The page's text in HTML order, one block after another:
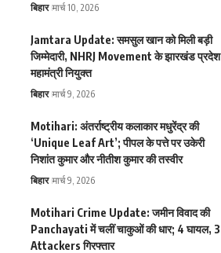
बिहार मार्च 10, 2026
Jamtara Update: समसुल खान को मिली बड़ी
जिम्मेदारी, NHRJ Movement के झारखंड प्रदेश
महामंत्री नियुक्त
बिहार मार्च 9, 2026
Motihari: अंतर्राष्ट्रीय कलाकार मधुरेंद्र की
‘Unique Leaf Art’; पीपल के पत्ते पर उकेरी
निशांत कुमार और नीतीश कुमार की तस्वीर
बिहार मार्च 9, 2026
Motihari Crime Update: जमीन विवाद की
Panchayati में चलीं चाकुओं की धार; 4 घायल, 3
Attackers गिरफ्तार